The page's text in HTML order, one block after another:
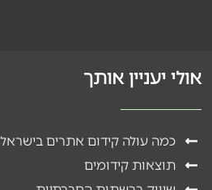
אולי יעניין אותך
כמה עולה קידום אתרים בישראל
תוצאות קידומים